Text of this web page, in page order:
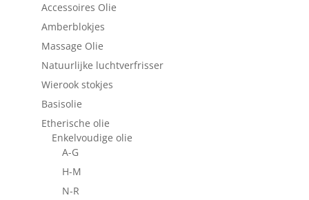
Accessoires Olie
Amberblokjes
Massage Olie
Natuurlijke luchtverfrisser
Wierook stokjes
Basisolie
Etherische olie
Enkelvoudige olie
A-G
H-M
N-R